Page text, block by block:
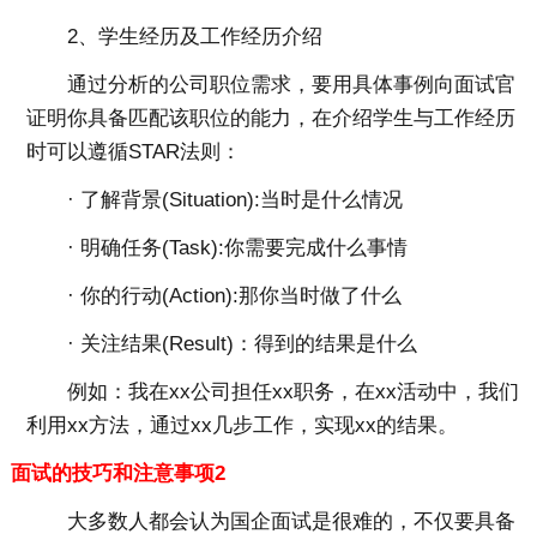
2、学生经历及工作经历介绍
通过分析的公司职位需求，要用具体事例向面试官
证明你具备匹配该职位的能力，在介绍学生与工作经历
时可以遵循STAR法则：
· 了解背景(Situation):当时是什么情况
· 明确任务(Task):你需要完成什么事情
· 你的行动(Action):那你当时做了什么
· 关注结果(Result)：得到的结果是什么
例如：我在xx公司担任xx职务，在xx活动中，我们
利用xx方法，通过xx几步工作，实现xx的结果。
面试的技巧和注意事项2
大多数人都会认为国企面试是很难的，不仅要具备